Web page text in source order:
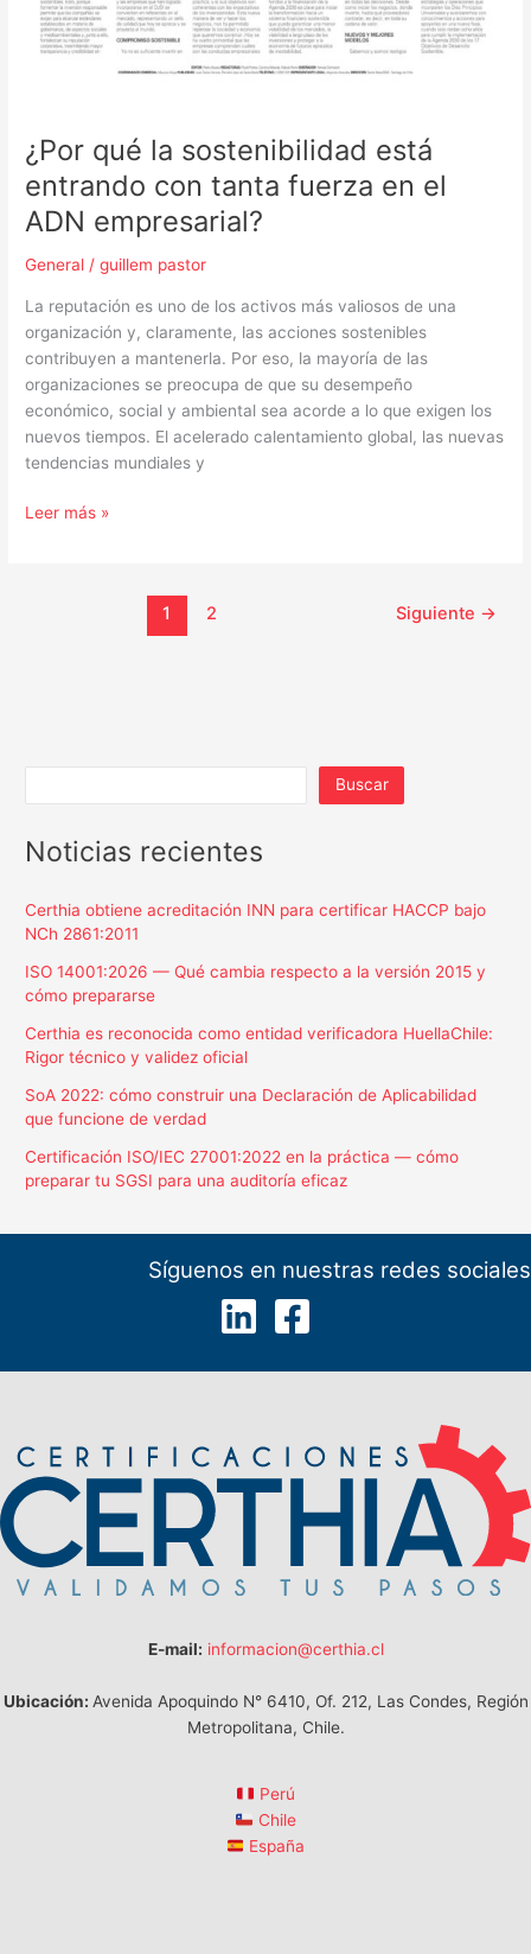
¿Por qué la sostenibilidad está
entrando con tanta fuerza en el
ADN empresarial?
General /guillem pastor
La reputación es uno de los activos más valiosos de una
organización y, claramente, las acciones sostenibles
contribuyen a mantenerla. Por eso, la mayoría de las
organizaciones se preocupa de que su desempeño
económico, social y ambiental sea acorde a lo que exigen los
nuevos tiempos. El acelerado calentamiento global, las nuevas
tendencias mundiales y
Leer más »
1 2 Siguiente →
Buscar
Noticias recientes
Certhia obtiene acreditación INN para certificar HACCP bajo
NCh 2861:2011
ISO 14001:2026 — Qué cambia respecto a la versión 2015 y
cómo prepararse
Certhia es reconocida como entidad verificadora HuellaChile:
Rigor técnico y validez oficial
SoA 2022: cómo construir una Declaración de Aplicabilidad
que funcione de verdad
Certificación ISO/IEC 27001:2022 en la práctica — cómo
preparar tu SGSI para una auditoría eficaz
Síguenos en nuestras redes sociales
E-mail: informacion@certhia.cl
Ubicación: Avenida Apoquindo N° 6410, Of. 212, Las Condes, Región
Metropolitana, Chile.
Perú
Chile
España